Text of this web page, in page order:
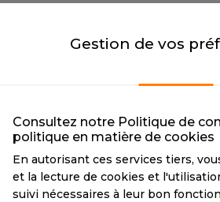
CMYK 47 63 33 19
#7b5f73
CMYK
HEXA
CMYK 60 0 100 0
PANTONE
HEXA #8dba38
RGB 141 186 56
CMYK
HEXA
RGB
Gestion de vos
Consultez notre Politique de
politique en matière de cookies
En autorisant ces services tiers,
et la lecture de cookies et
suivi nécessaires à leur bon